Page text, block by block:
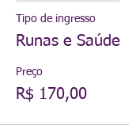
Tipo de ingresso
Runas e Saúde
Preço
R$ 170,00